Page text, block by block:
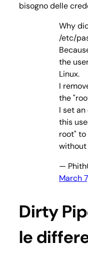
bisogno delle
Why
/etc/
the
Linux.
I
the
I set
this
root"
—
March
Dirty
le